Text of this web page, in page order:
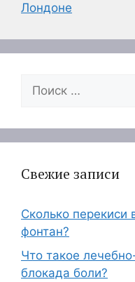
Лондоне
Поиск:
Свежие записи
Сколько перекиси
фонтан?
Что такое
блокада боли?